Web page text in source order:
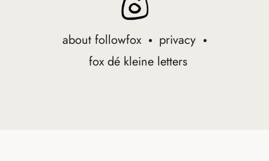
about followfox
privacy
fox dé kleine letters